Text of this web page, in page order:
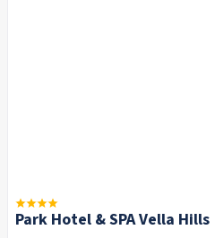
Park Hotel & SPA Vella Hills